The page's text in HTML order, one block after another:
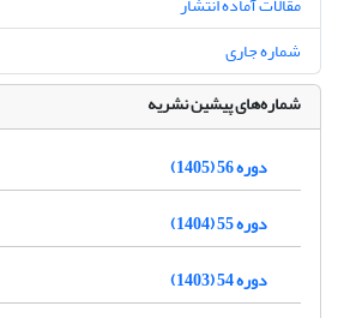
شماره جاری
شماره‌های پیشین نشریه
دوره 56 (1405)
دوره 55 (1404)
دوره 54 (1403)